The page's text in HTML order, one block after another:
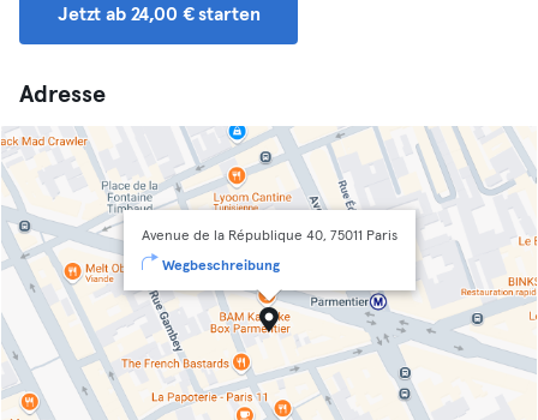
Jetzt ab 24,00 € starten
Adresse
Avenue de la République 40, 75011 Paris
Wegbeschreibung